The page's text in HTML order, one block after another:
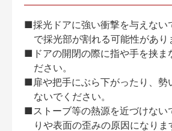
■採光ドアに強い衝撃を与えない
で採光部が割れる可能性があり
■ドアの開閉の際に指や手を挟ま
ださい。
■扉や把手にぶら下がったり、勢
ないでください。
■ストーブ等の熱源を近づけない
りや表面の歪みの原因になりま